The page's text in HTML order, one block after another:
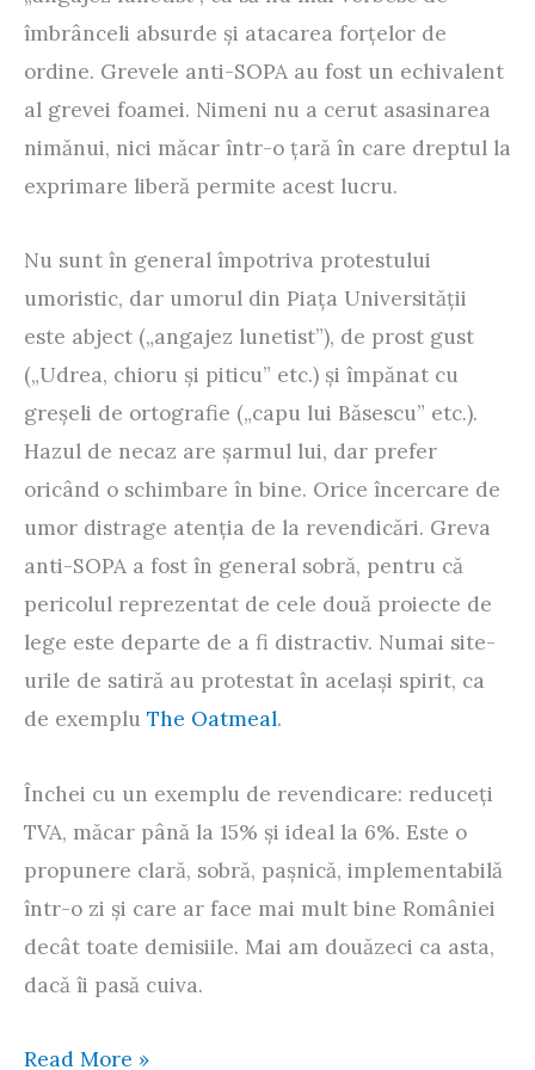
îmbrânceli absurde și atacarea forțelor de
ordine. Grevele anti-SOPA au fost un echivalent
al grevei foamei. Nimeni nu a cerut asasinarea
nimănui, nici măcar într-o țară în care dreptul la
exprimare liberă permite acest lucru.
Nu sunt în general împotriva protestului
umoristic, dar umorul din Piața Universității
este abject („angajez lunetist”), de prost gust
(„Udrea, chioru și piticu” etc.) și împănat cu
greșeli de ortografie („capu lui Băsescu” etc.).
Hazul de necaz are șarmul lui, dar prefer
oricând o schimbare în bine. Orice încercare de
umor distrage atenția de la revendicări. Greva
anti-SOPA a fost în general sobră, pentru că
pericolul reprezentat de cele două proiecte de
lege este departe de a fi distractiv. Numai site-
urile de satiră au protestat în același spirit, ca
de exemplu The Oatmeal.
Închei cu un exemplu de revendicare: reduceți
TVA, măcar până la 15% și ideal la 6%. Este o
propunere clară, sobră, pașnică, implementabilă
într-o zi și care ar face mai mult bine României
decât toate demisiile. Mai am douăzeci ca asta,
dacă îi pasă cuiva.
Jos
Read More »